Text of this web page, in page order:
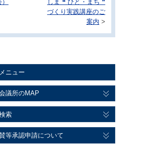
しま ❝ ひと・まち ❞
づくり実践講座のご
案内 >
ニュー
議所のMAP
索
等承認申請について